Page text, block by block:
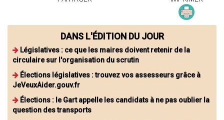
DANS L'ÉDITION DU JOUR
Législatives : ce que les maires doivent retenir de la
circulaire sur l'organisation du scrutin
Élections législatives : trouvez vos assesseurs grâce à
JeVeuxAider.gouv.fr
Élections : le Gart appelle les candidats à ne pas oublier la
question des transports